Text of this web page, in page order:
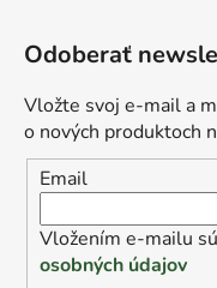
Odoberať
Vložte svoj e-mail a
o nových produktoch
Email
Vložením e-mailu
osobných údajov